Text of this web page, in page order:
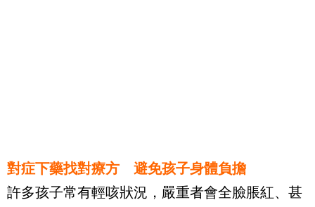
對症下藥找對療方 避免孩子身體負擔
許多孩子常有輕咳狀況，嚴重者會全臉脹紅、甚